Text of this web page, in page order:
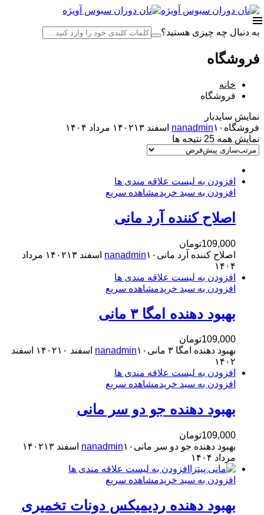
به دنبال چه چیزی هستید؟
فروشگاه
خانه
فروشگاه
نمایش سایدبار
فروشگاه
nanadmin۱۰ اسفند ۱۴۰۲
۱۳ مرداد ۱۴۰۴
نمایش همه 25 نتیجه ها
افزودن به لیست علاقه مندی ها
افزودن به سبد خریدمشاهده سریع
اصلاح کننده آرد مانی
109,000تومان
اصلاح کننده آرد مانی
nanadmin۱۰ اسفند ۱۴۰۲
۱۳ مرداد
۱۴۰۴
افزودن به لیست علاقه مندی ها
افزودن به سبد خریدمشاهده سریع
بهبود دهنده امگا ۳ مانی
109,000تومان
بهبود دهنده امگا ۳ مانی
nanadmin۱۰ اسفند ۱۴۰۲
۱۰ اسفند
۱۴۰۲
افزودن به لیست علاقه مندی ها
افزودن به سبد خریدمشاهده سریع
بهبود دهنده جو دو سر مانی
109,000تومان
بهبود دهنده جو دو سر مانی
nanadmin۱۰ اسفند ۱۴۰۲
۱۳
مرداد ۱۴۰۴
افزودن به لیست علاقه مندی ها
افزودن به سبد خریدمشاهده سریع
بهبود دهنده ردیمیکس دونات تخمیری